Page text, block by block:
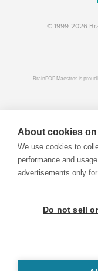
© 1999-2026
BrainPOP Maestros is
About cookies
We use cookies to
performance and
advertisements only
Do not sell